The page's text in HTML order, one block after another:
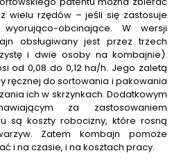
wielu rzędów – jeśli się zastosuje
obcinające. W wersji
obsługiwany jest przez trzech
i dwie osoby na kombajnie).
od 0,08 do 0,12 ha/h. Jego zaletą
ręcznej do sortowania i pakowania
ich w skrzynkach. Dodatkowym
za zastosowaniem
są koszty robocizny, które rosną
Zatem kombajn pomoże
i na czasie, i na kosztach pracy.